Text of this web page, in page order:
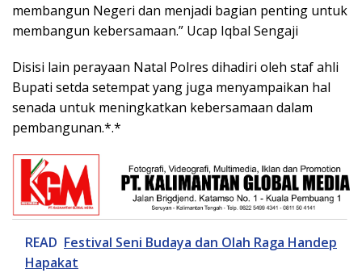
membangun Negeri dan menjadi bagian penting untuk
membangun kebersamaan.” Ucap Iqbal Sengaji
Disisi lain perayaan Natal Polres dihadiri oleh staf ahli
Bupati setda setempat yang juga menyampaikan hal
senada untuk meningkatkan kebersamaan dalam
pembangunan.*.*
READ Festival Seni Budaya dan Olah Raga Handep
Hapakat